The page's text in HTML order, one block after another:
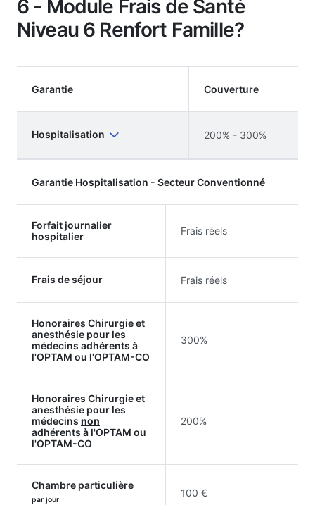
6 - Module Frais de Santé
Niveau 6 Renfort Famille?
Garantie Couverture
Hospitalisation 200% - 300%
Garantie Hospitalisation - Secteur Conventionné
Forfait journalier
hospitalier
Frais réels
Frais de séjour Frais réels
Honoraires Chirurgie et
anesthésie pour les
médecins adhérents à
l'OPTAM ou l'OPTAM-CO
300%
Honoraires Chirurgie et
anesthésie pour les
médecins non
adhérents à l'OPTAM ou
l'OPTAM-CO
200%
Chambre particulière
par jour
100 €